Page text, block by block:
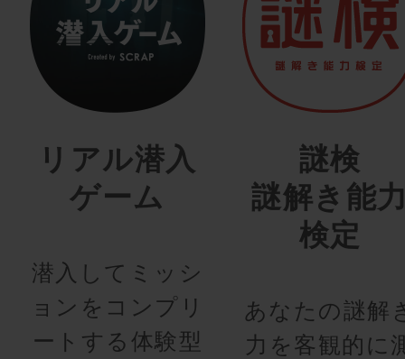
リアル潜入
ゲーム
潜入してミッシ
ョンをコンプリ
ートする体験型
謎検
謎解き能
検定
あなたの謎解
力を客観的に